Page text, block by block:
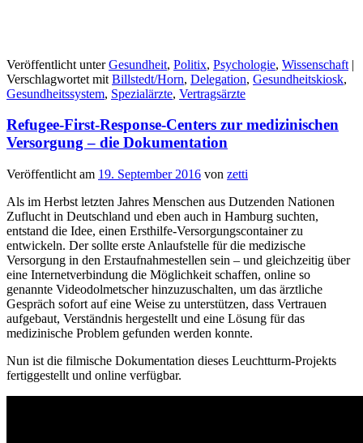
Veröffentlicht unter Gesundheit, Politix, Psychologie, Wissenschaft |
Verschlagwortet mit Billstedt/Horn, Delegation, Gesundheitskiosk,
Gesundheitssystem, Spezialärzte, Vertragsärzte
Refugee-First-Response-Centers zur medizinischen
Versorgung – die Dokumentation
Veröffentlicht am 19. September 2016 von zetti
Als im Herbst letzten Jahres Menschen aus Dutzenden Nationen
Zuflucht in Deutschland und eben auch in Hamburg suchten,
entstand die Idee, einen Ersthilfe-Versorgungscontainer zu
entwickeln. Der sollte erste Anlaufstelle für die medizische
Versorgung in den Erstaufnahmestellen sein – und gleichzeitig über
eine Internetverbindung die Möglichkeit schaffen, online so
genannte Videodolmetscher hinzuzuschalten, um das ärztliche
Gespräch sofort auf eine Weise zu unterstützen, dass Vertrauen
aufgebaut, Verständnis hergestellt und eine Lösung für das
medizinische Problem gefunden werden konnte.
Nun ist die filmische Dokumentation dieses Leuchtturm-Projekts
fertiggestellt und online verfügbar.